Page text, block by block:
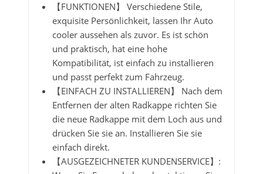
【FUNKTIONEN】 Verschiedene Stile,
exquisite Persönlichkeit, lassen Ihr Auto
cooler aussehen als zuvor. Es ist schön
und praktisch, hat eine hohe
Kompatibilität, ist einfach zu installieren
und passt perfekt zum Fahrzeug.
【EINFACH ZU INSTALLIEREN】 Nach dem
Entfernen der alten Radkappe richten Sie
die neue Radkappe mit dem Loch aus und
drücken Sie sie an. Installieren Sie sie
einfach direkt.
【AUSGEZEICHNETER KUNDENSERVICE】: